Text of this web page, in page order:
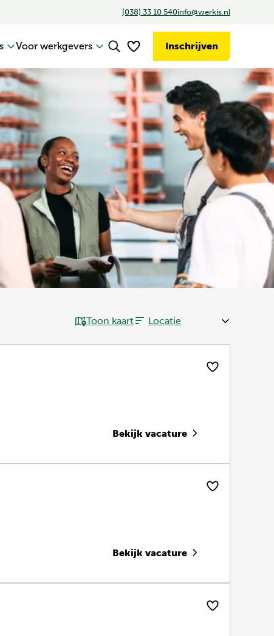
(038) 33 10 540info@werkis.nl
Voor werkgevers Inschrijven
Toon kaart
Bekijk vacature
Bekijk vacature